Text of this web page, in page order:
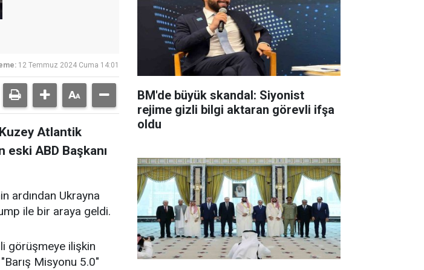
12 Temmuz 2024 Cuma 14:01
Atlantik
ABD Başkanı
ardından Ukrayna
ile bir araya geldi.
görüşmeye ilişkin
Misyonu 5.0"
BM'de büyük skandal: Siyonist
rejime gizli bilgi aktaran görevli ifşa
oldu